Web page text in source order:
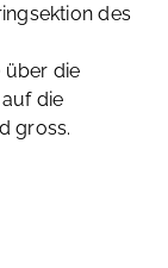
des
über die
die
gross.